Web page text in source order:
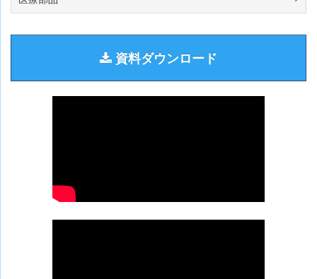
資料ダウンロード